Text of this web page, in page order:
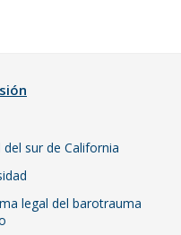
sur de California
legal del barotrauma